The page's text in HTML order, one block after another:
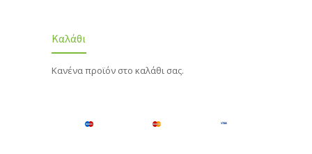
Καλάθι
Κανένα προϊόν στο καλάθι σας.